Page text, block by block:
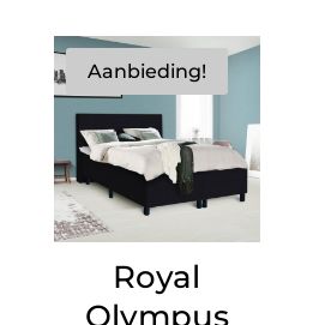
is:
Aanbieding!
Royal
Olympus